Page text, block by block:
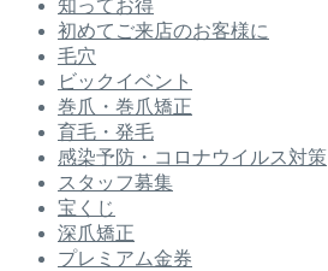
知ってお得
初めてご来店のお客様に
毛穴
ビックイベント
巻爪・巻爪矯正
育毛・発毛
感染予防・コロナウイルス対策
スタッフ募集
宝くじ
深爪矯正
プレミアム金券